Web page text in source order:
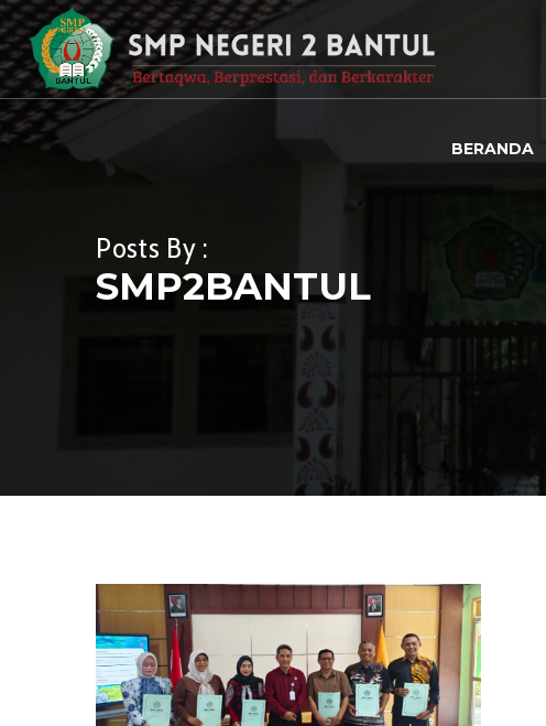
BERANDA
Posts By :
SMP2BANTUL